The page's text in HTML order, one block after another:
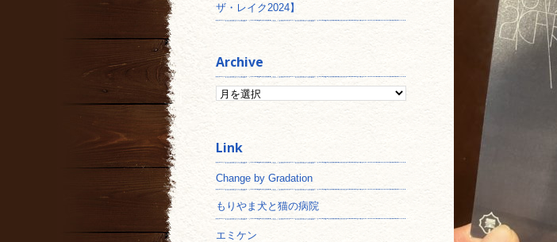
ザ・レイク2024】
Archive
Change by Gradation
もりやま犬と猫の病院
エミケン